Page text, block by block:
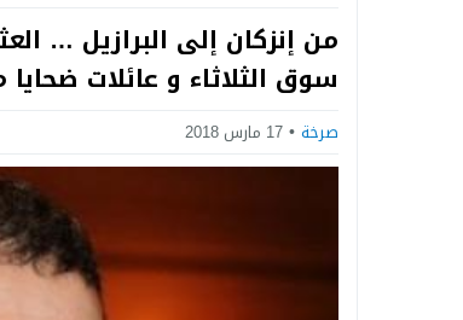
من إنزكان إلى البرازيل …
سوق الثلاثاء و عائلات
صرخة 17 مارس 2018